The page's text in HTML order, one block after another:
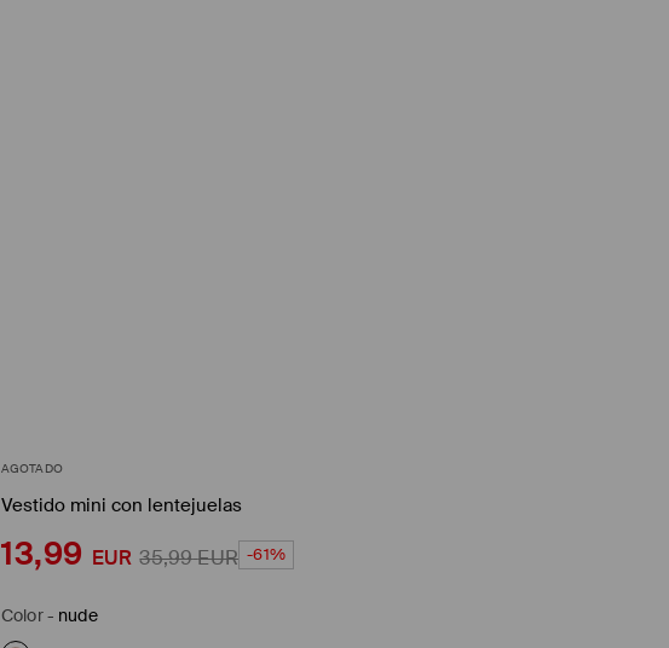
AGOTADO
Vestido mini con lentejuelas
13,99 EUR 35,99EUR -61%
Color- nude